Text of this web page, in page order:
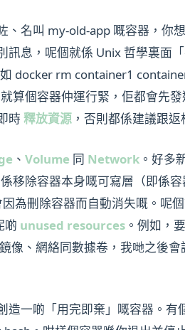
、名叫 my-old-app 嘅容器，
息，呢個就係 Unix 哲學裏面
docker rm container1
算個容器仲運行緊，佢都會先
時 釋放資源 ，否則都係建議跟
、 Volume 同 Network 。好多
移除容器本身嘅可寫層（即係
因為刪除容器而自動消失嘅。
啲 unused resources 。例如，
像、網絡同數據卷，我哋之後
一啲「用完即棄」嘅容器。